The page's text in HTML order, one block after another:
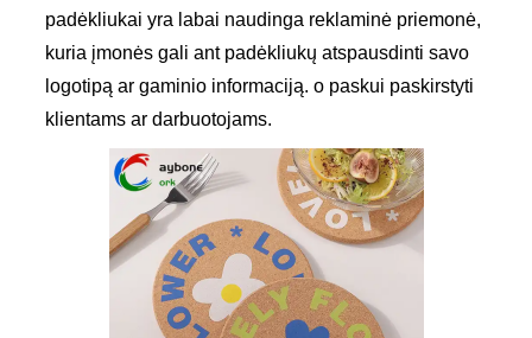
padėkliukai yra labai naudinga reklaminė priemonė,
kuria įmonės gali ant padėkliukų atspausdinti savo
logotipą ar gaminio informaciją. o paskui paskirstyti
klientams ar darbuotojams.